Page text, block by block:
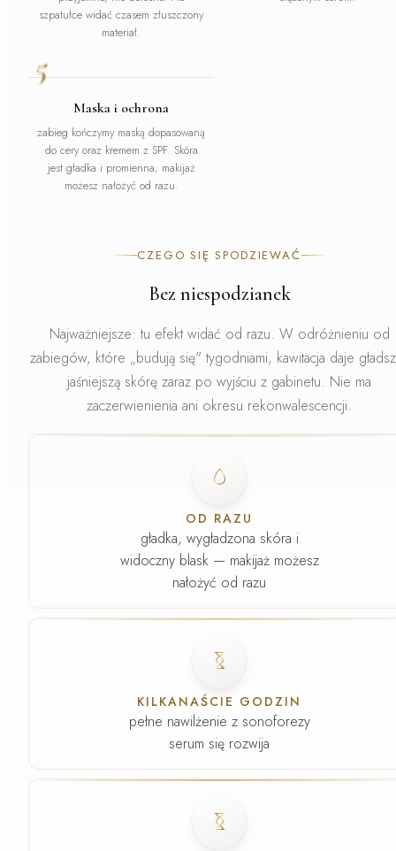
szpatułce widać czasem złuszczony
materiał.
5
Maska i ochrona
zabieg kończymy maską dopasowaną
do cery oraz kremem z SPF. Skóra
jest gładka i promienna; makijaż
możesz nałożyć od razu.
CZEGO SIĘ SPODZIEWAĆ
Bez niespodzianek
Najważniejsze: tu efekt widać od razu. W odróżnieniu od
zabiegów, które „budują się" tygodniami, kawitacja daje
jaśniejszą skórę zaraz po wyjściu z gabinetu. Nie ma
zaczerwienienia ani okresu rekonwalescencji.
OD RAZU
gładka, wygładzona skóra i
widoczny blask — makijaż możesz
nałożyć od razu
KILKANAŚCIE GODZIN
pełne nawilżenie z sonoforezy
serum się rozwija